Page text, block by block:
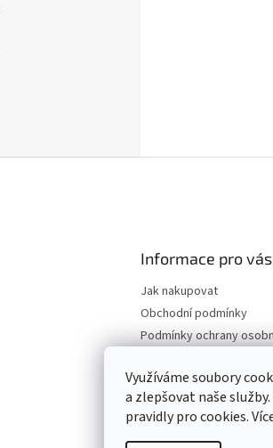
Využíváme soubory
a zlepšovat naše
pravidly pro cookies.
Informace pro vás
Jak nakupovat
Obchodní podmínky
Podmínky ochrany
Odstoupení od smlouvy
Moje objednávka